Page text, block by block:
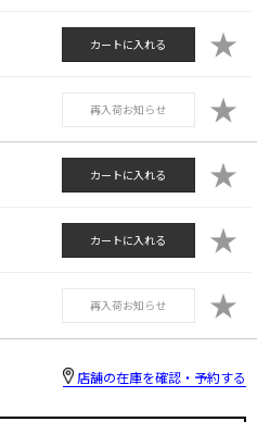
カートに入れる ★
再入荷お知らせ ★
カートに入れる ★
カートに入れる ★
再入荷お知らせ ★
店舗の在庫を確認・予約する